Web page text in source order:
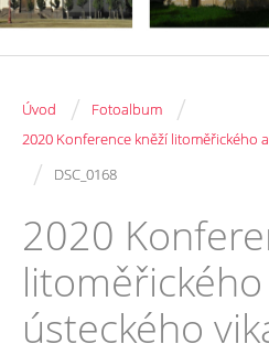
Úvod / Fotoalbum /
2020 Konference kněží litoměřického
/ DSC_0168
2020
litoměřického
ústeckého